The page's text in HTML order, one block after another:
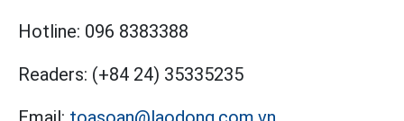
Hotline: 096 8383388
Readers: (+84 24) 35335235